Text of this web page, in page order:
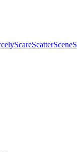
ScareScatterScene